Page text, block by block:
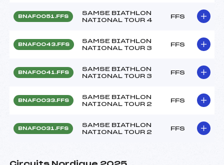
BNAF0051.FFS
SAMSE BIATHLON
NATIONAL TOUR 4
FFS
BNAF0043.FFS
SAMSE BIATHLON
NATIONAL TOUR 3
FFS
BNAF0041.FFS
SAMSE BIATHLON
NATIONAL TOUR 3
FFS
BNAF0033.FFS
SAMSE BIATHLON
NATIONAL TOUR 2
FFS
BNAF0031.FFS
SAMSE BIATHLON
NATIONAL TOUR 2
FFS